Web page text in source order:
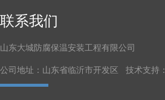
联系我们
山东大城防腐保温安装工程有限公司
公司地址：山东省临沂市开发区 技术支持：